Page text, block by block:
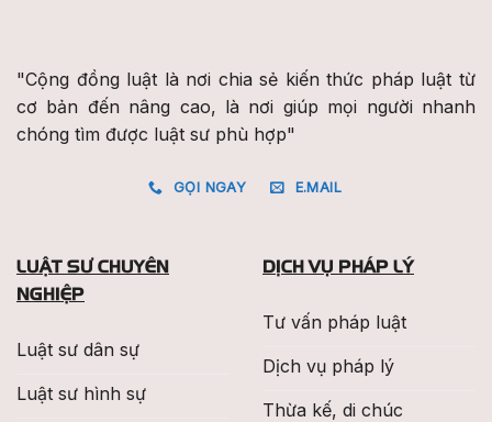
"Cộng đồng luật là nơi chia sẻ kiến thức pháp luật từ
cơ bản đến nâng cao, là nơi giúp mọi người nhanh
chóng tìm được luật sư phù hợp"
GỌI NGAY E.MAIL
LUẬT SƯ CHUYÊN
NGHIỆP
Luật sư dân sự
Luật sư hình sự
DỊCH VỤ PHÁP LÝ
Tư vấn pháp luật
Dịch vụ pháp lý
Thừa kế, di chúc